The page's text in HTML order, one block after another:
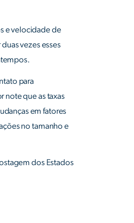
e velocidade de
vezes esses
para
note que as taxas
em fatores
no tamanho e
dos Estados